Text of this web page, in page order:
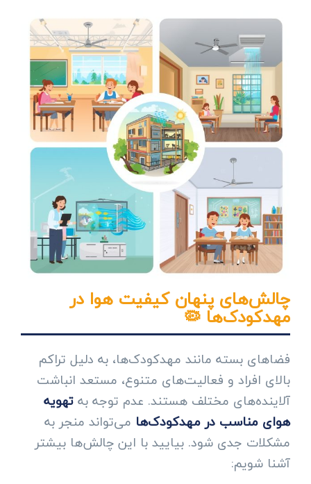
چالش‌های پنهان کیفیت هوا در
مهدکودک‌ها 🦠
فضاهای بسته مانند مهدکودک‌ها، به دلیل تراکم
بالای افراد و فعالیت‌های متنوع، مستعد انباشت
آلاینده‌های مختلف هستند. عدم توجه بهتهویه
هوای مناسب در مهدکودک‌ها می‌تواند منجر به
مشکلات جدی شود. بیایید با این چالش‌ها بیشتر
آشنا شویم: